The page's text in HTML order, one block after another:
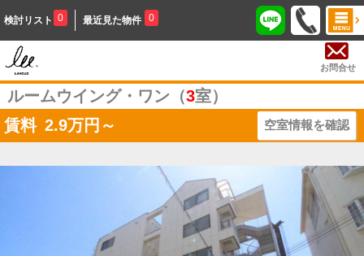
検討リスト 0 最近見た物件 0
お問合せ
ルームウイング・ワン（3室）
賃料 2.9万円～ 空室情報を確認